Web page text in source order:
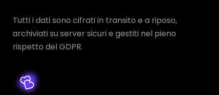
Tutti i dati sono cifrati in transito e a riposo,
archiviati su server sicuri e gestiti nel pieno
rispetto del GDPR.